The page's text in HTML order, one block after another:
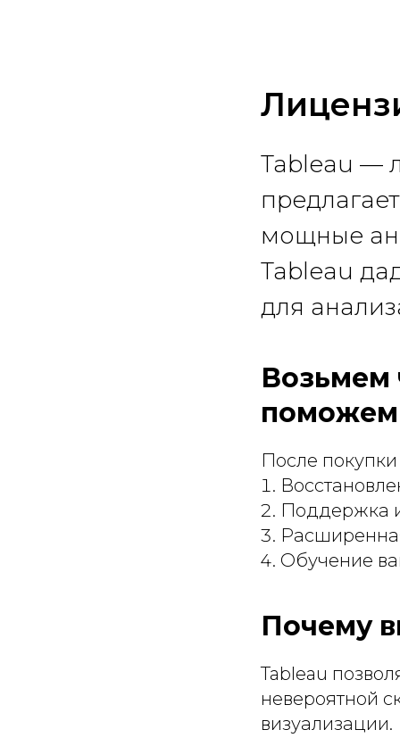
Tableau —
мощные
Tableau
для
Возьмем
поможем
После
Поддержка
Обучение
Почему
Tableau
невероятной
визуализации.